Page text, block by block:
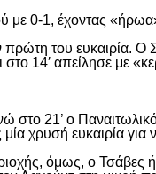
0-1, έχοντας
πρώτη του
14′ απείλησε με
21’ ο
χρυσή ευκαιρία
όμως, ο Τσάβες